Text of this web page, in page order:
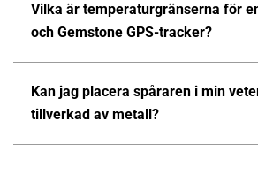
Vilka är temperaturgränserna för
och Gemstone GPS-tracker?
Kan jag placera spåraren i min
tillverkad av metall?